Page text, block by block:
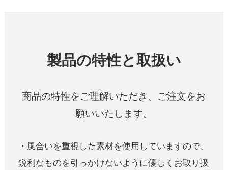
製品の特性と取扱い
商品の特性をご理解いただき、ご注文をお
願いいたします。
・風合いを重視した素材を使用していますので、
鋭利なものを引っかけないように優しくお取り扱